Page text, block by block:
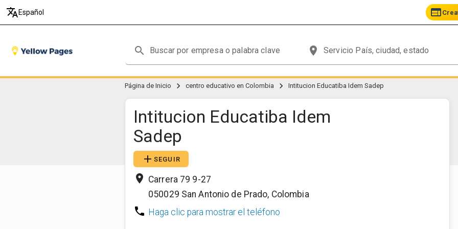
translate Español web
search place
Página de Inicio chevron_right centro educativo en Colombia chevron_right Intitucion Educatiba Idem Sadep
Intitucion Educatiba Idem
Sadep
add SEGUIR
place Carrera 79 9-27
050029 San Antonio de Prado, Colombia
phone Haga clic para mostrar el teléfono